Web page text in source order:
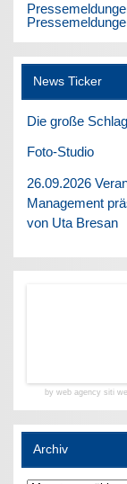
News Ticker
Die große
Foto-Studio
26.09.2026
Management
von Uta Bresan
by web agency siti
Archiv